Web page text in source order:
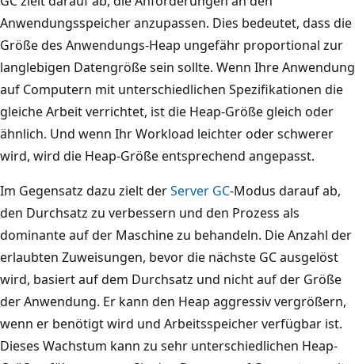
Anwendungsspeicher anzupassen. Dies bedeutet, dass die
Größe des Anwendungs-Heap ungefähr proportional zur
langlebigen Datengröße sein sollte. Wenn Ihre Anwendung
auf Computern mit unterschiedlichen Spezifikationen die
gleiche Arbeit verrichtet, ist die Heap-Größe gleich oder
ähnlich. Und wenn Ihr Workload leichter oder schwerer
wird, wird die Heap-Größe entsprechend angepasst.
Im Gegensatz dazu zielt derServer GC-Modus darauf ab,
den Durchsatz zu verbessern und den Prozess als
dominante auf der Maschine zu behandeln. Die Anzahl der
erlaubten Zuweisungen, bevor die nächste GC ausgelöst
wird, basiert auf dem Durchsatz und nicht auf der Größe
der Anwendung. Er kann den Heap aggressiv vergrößern,
wenn er benötigt wird und Arbeitsspeicher verfügbar ist.
Dieses Wachstum kann zu sehr unterschiedlichen Heap-